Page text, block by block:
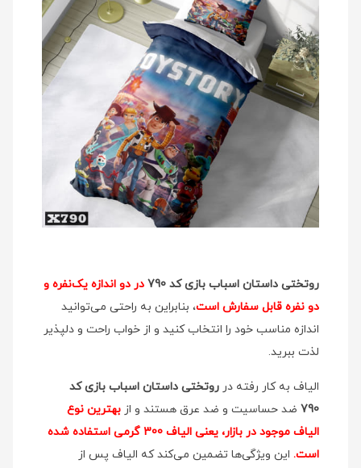
روتختی داستان اسباب بازی کد 790
در دو اندازه یک‌نفره و
دو نفره قابل سفارش است، بنابراین به راحتی می‌توانید
اندازه مناسب خود را انتخاب کنید و از خواب راحت و دلپذیر
لذت ببرید.
الیاف به کار رفته در روتختی داستان اسباب بازی کد
790 ضد حساسیت و ضد عرق هستند و از بهترین نوع
الیاف موجود در بازار، یعنی الیاف 300 گرمی استفاده شده
است. این ویژگی‌ها تضمین می‌کند که الیاف پس از